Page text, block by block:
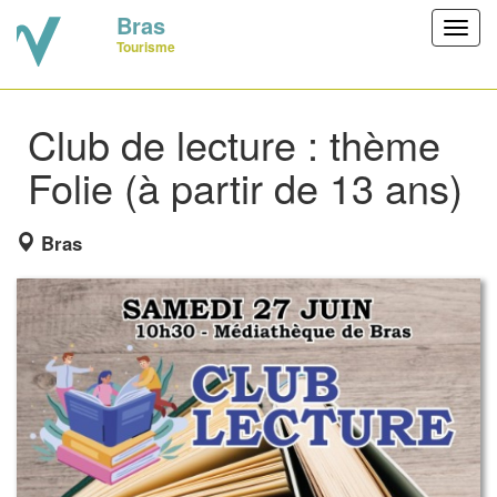
Bras
Tourisme
Club de lecture : thème
Folie (à partir de 13 ans)
Bras